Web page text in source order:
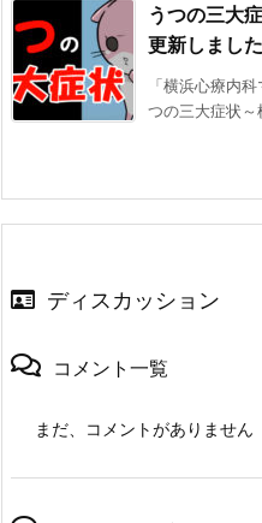
うつの三大
更新しました
「横浜心療内
つの三大症状
ディスカッション
コメント一覧
まだ、コメントがありません